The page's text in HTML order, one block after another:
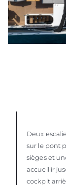
Deux
sur le pont
sièges et
accueillir
cockpit